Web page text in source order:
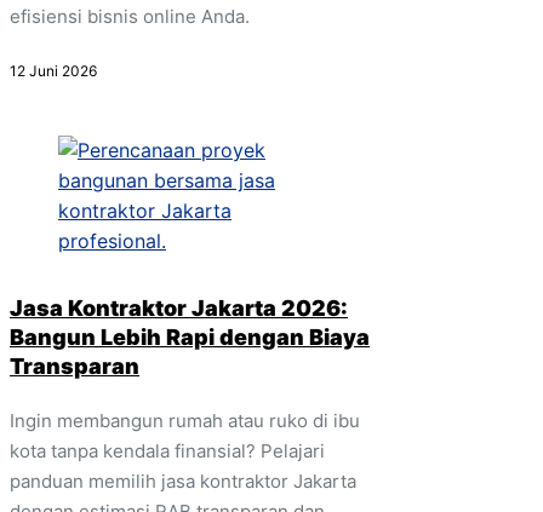
efisiensi bisnis online Anda.
12 Juni 2026
Jasa Kontraktor Jakarta 2026:
Bangun Lebih Rapi dengan Biaya
Transparan
Ingin membangun rumah atau ruko di ibu
kota tanpa kendala finansial? Pelajari
panduan memilih jasa kontraktor Jakarta